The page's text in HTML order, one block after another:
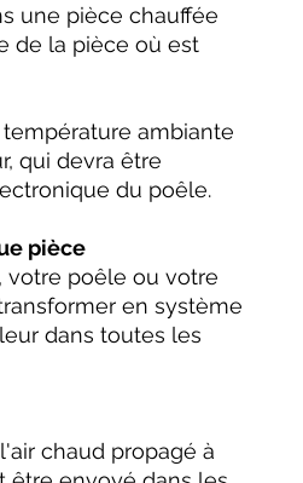
une pièce chauffée
de la pièce où est
ambiante
qui devra être
du poêle.
pièce
votre poêle ou votre
en système
dans toutes les
chaud propagé à